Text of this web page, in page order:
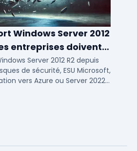
Windows Server 2012
entreprises doivent
Server 2012 R2 depuis
de sécurité, ESU Microsoft,
vers Azure ou Server 2022